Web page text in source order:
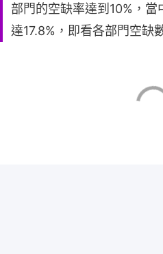
部門的空缺率達到10%，
達17.8%，即看各部門空缺